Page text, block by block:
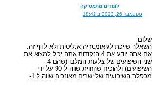
לומדים מתמטיקה
ספטמבר 26, 2023 ב 18:42
שלום
השאלה שייכת לגיאומטריה אנליטית ולא לדף זה.
אם אתה יודע את 4 הנקודות אתה יכול למצוא את
שני השיפועים של צלעות המלבן (שהם 4
השיפועים) ולהוכיח שהזווית שווה ל 90 על ידי
מכפלת השיפועים של ישרים מאונכים שווה ל 1-.